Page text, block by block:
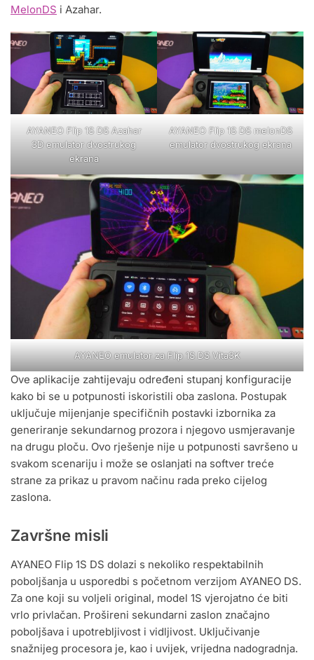
MelonDS i Azahar.
AYANEO Flip 1S DS Azahar
3D emulator dvostrukog
ekrana
AYANEO Flip 1S DS melonDS
emulator dvostrukog ekrana
AYANEO emulator za Flip 1S DS Vita3K
Ove aplikacije zahtijevaju određeni stupanj konfiguracije
kako bi se u potpunosti iskoristili oba zaslona. Postupak
uključuje mijenjanje specifičnih postavki izbornika za
generiranje sekundarnog prozora i njegovo usmjeravanje
na drugu ploču. Ovo rješenje nije u potpunosti savršeno u
svakom scenariju i može se oslanjati na softver treće
strane za prikaz u pravom načinu rada preko cijelog
zaslona.
Završne misli
AYANEO Flip 1S DS dolazi s nekoliko respektabilnih
poboljšanja u usporedbi s početnom verzijom AYANEO DS.
Za one koji su voljeli original, model 1S vjerojatno će biti
vrlo privlačan. Prošireni sekundarni zaslon značajno
poboljšava i upotrebljivost i vidljivost. Uključivanje
snažnijeg procesora je, kao i uvijek, vrijedna nadogradnja.